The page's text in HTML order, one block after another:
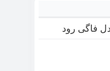
فاگی رود